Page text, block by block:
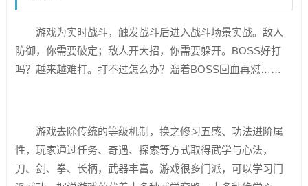
游戏为实时战斗，触发战斗后进入战斗场景实战。敌人
防御，你需要破定；敌人开大招，你需要躲开。BOSS好打
吗？越来越难打。打不过怎么办？溜着BOSS回血再怼……
游戏去除传统的等级机制，换之修习五感、功法进阶属
性，玩家通过任务、奇遇、探索等方式取得武学与心法，
刀、剑、拳、长柄，武器丰富。游戏很多门派，可以学习门